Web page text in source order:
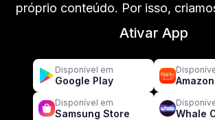
próprio conteúdo. Por isso,
Ativar App
Disponível em
Google Play
Disponível em
Samsung Store Whale